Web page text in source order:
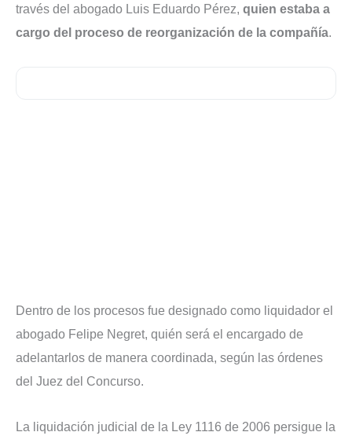
través del abogado Luis Eduardo Pérez, quien estaba a
cargo del proceso de reorganización de la compañía.
Dentro de los procesos fue designado como liquidador el
abogado Felipe Negret, quién será el encargado de
adelantarlos de manera coordinada, según las órdenes
del Juez del Concurso.
La liquidación judicial de la Ley 1116 de 2006 persigue la